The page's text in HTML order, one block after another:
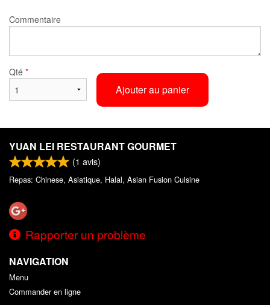
Commentaire
Qté *
Ajouter au panier
YUAN LEI RESTAURANT GOURMET
(1 avis)
Repas: Chinese, Asiatique, Halal, Asian Fusion Cuisine
Rapporter un problème
NAVIGATION
Menu
Commander en ligne